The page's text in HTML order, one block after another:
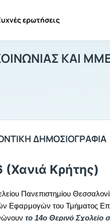
ερωτήσεις
ΚΑΙ
ΔΗΜΟΣΙΟΓΡΑΦΙΑ
(Χανιά Κρήτης)
Πανεπιστημίου
Εφαρμογών του Τμήματος
το 14ο Θερινό Σχολείο